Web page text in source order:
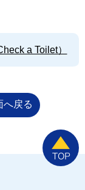
a Toilet）
へ戻る